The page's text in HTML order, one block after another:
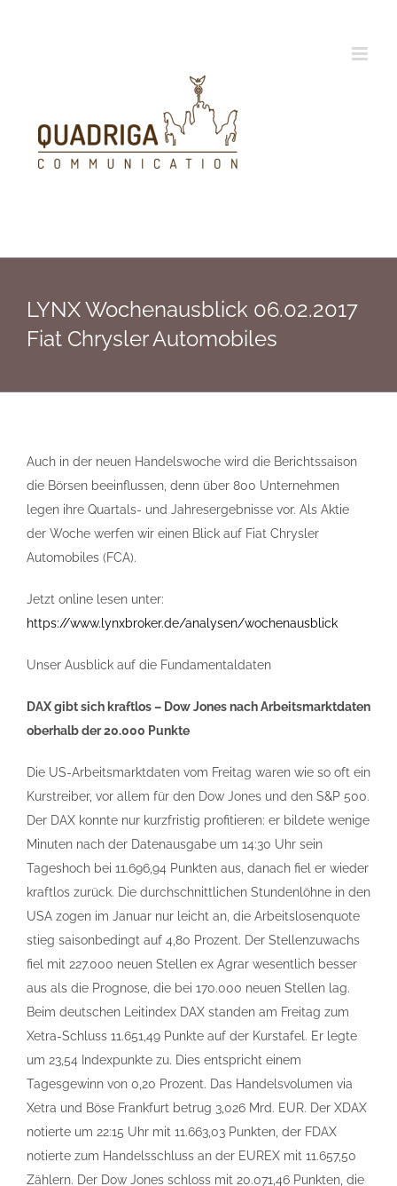
LYNX Wochenausblick 06.02.2017
Fiat Chrysler Automobiles
Auch in der neuen Handelswoche wird die Berichtssaison
die Börsen beeinflussen, denn über 800 Unternehmen
legen ihre Quartals- und Jahresergebnisse vor. Als Aktie
der Woche werfen wir einen Blick auf Fiat Chrysler
Automobiles (FCA).
Jetzt online lesen unter:
https://www.lynxbroker.de/analysen/wochenausblick
Unser Ausblick auf die Fundamentaldaten
DAX gibt sich kraftlos – Dow Jones nach Arbeitsmarktdaten
oberhalb der 20.000 Punkte
Die US-Arbeitsmarktdaten vom Freitag waren wie so oft ein
Kurstreiber, vor allem für den Dow Jones und den S&P 500.
Der DAX konnte nur kurzfristig profitieren: er bildete wenige
Minuten nach der Datenausgabe um 14:30 Uhr sein
Tageshoch bei 11.696,94 Punkten aus, danach fiel er wieder
kraftlos zurück. Die durchschnittlichen Stundenlöhne in den
USA zogen im Januar nur leicht an, die Arbeitslosenquote
stieg saisonbedingt auf 4,80 Prozent. Der Stellenzuwachs
fiel mit 227.000 neuen Stellen ex Agrar wesentlich besser
aus als die Prognose, die bei 170.000 neuen Stellen lag.
Beim deutschen Leitindex DAX standen am Freitag zum
Xetra-Schluss 11.651,49 Punkte auf der Kurstafel. Er legte
um 23,54 Indexpunkte zu. Dies entspricht einem
Tagesgewinn von 0,20 Prozent. Das Handelsvolumen via
Xetra und Böse Frankfurt betrug 3,026 Mrd. EUR. Der XDAX
notierte um 22:15 Uhr mit 11.663,03 Punkten, der FDAX
notierte zum Handelsschluss an der EUREX mit 11.657,50
Zählern. Der Dow Jones schloss mit 20.071,46 Punkten, die